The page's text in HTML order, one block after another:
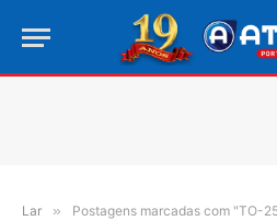
Lar » Postagens marcadas com "TO-